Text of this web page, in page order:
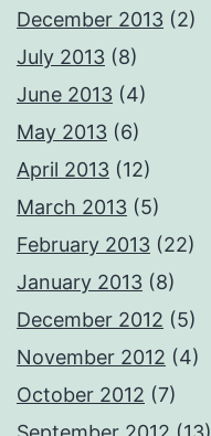
December 2013 (2)
July 2013 (8)
June 2013 (4)
May 2013 (6)
April 2013 (12)
March 2013 (5)
February 2013 (22)
January 2013 (8)
December 2012 (5)
November 2012 (4)
October 2012 (7)